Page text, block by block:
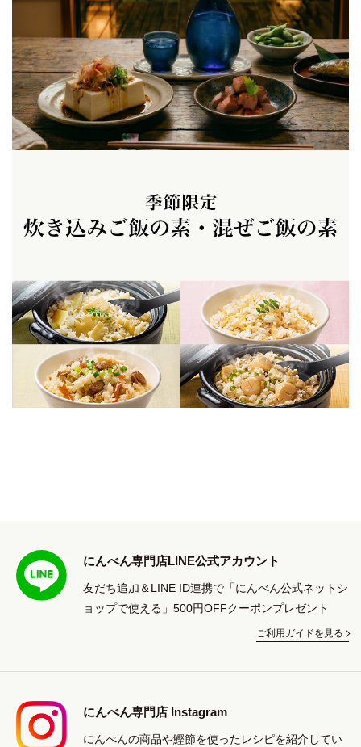
にんべん専門店LINE公式アカウント
友だち追加＆LINE ID連携で「にんべん公式ネットシ
ョップで使える」500円OFFクーポンプレゼント
ご利用ガイドを見る
にんべん専門店 Instagram
にんべんの商品や鰹節を使ったレシピを紹介してい